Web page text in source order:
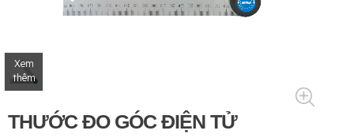
Xem
thêm
THƯỚC ĐO GÓC ĐIỆN TỬ